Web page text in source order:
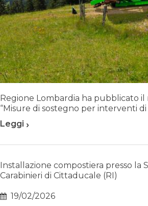
Regione Lombardia ha pubblicato
“Misure di sostegno per interventi di
Leggi ›
Installazione compostiera presso la
Carabinieri di Cittaducale (RI)
19/02/2026